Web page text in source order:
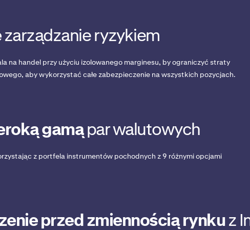
zarządzanie ryzykiem
na handel przy użyciu izolowanego marginesu, by ograniczyć straty
aby wykorzystać całe zabezpieczenie na wszystkich pozycjach.
gamąpar walutowych
z portfela instrumentów pochodnych z 9 różnymi opcjami
przed zmiennością rynkuz